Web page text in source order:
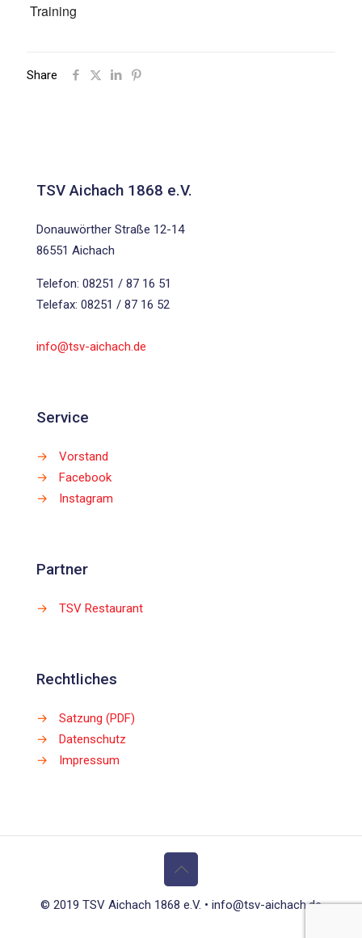
Training
Share
TSV Aichach 1868 e.V.
Donauwörther Straße 12-14
86551 Aichach
Telefon: 08251 / 87 16 51
Telefax: 08251 / 87 16 52
info@tsv-aichach.de
Service
→
Vorstand
→
Facebook
→
Instagram
Partner
→ TSV Restaurant
Rechtliches
→
Satzung (PDF)
→
Datenschutz
→
Impressum
© 2019 TSV Aichach 1868 e.V. • info@tsv-aichach.de